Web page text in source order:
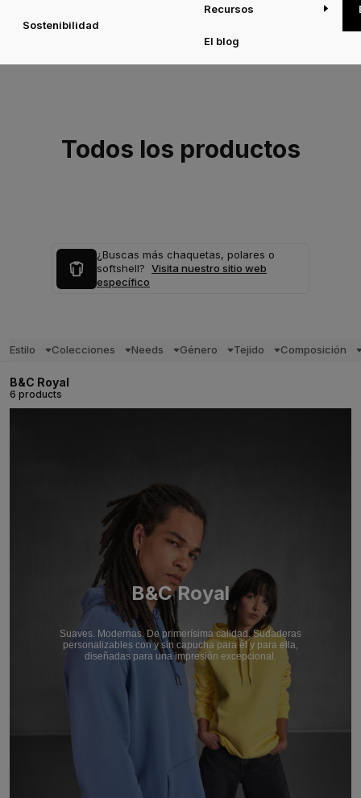
Sostenibilidad
Recursos
El blog
Todos los productos
¿Buscas más chaquetas, polares o
softshell? Visita nuestro sitio web
específico
Estilo Colecciones Needs Género Tejido Composición
B&C Royal
6 products
B&C Royal
Suaves. Modernas. De primerísima calidad. Sudaderas
personalizables con y sin capucha para él y para ella,
diseñadas para una impresión excepcional.